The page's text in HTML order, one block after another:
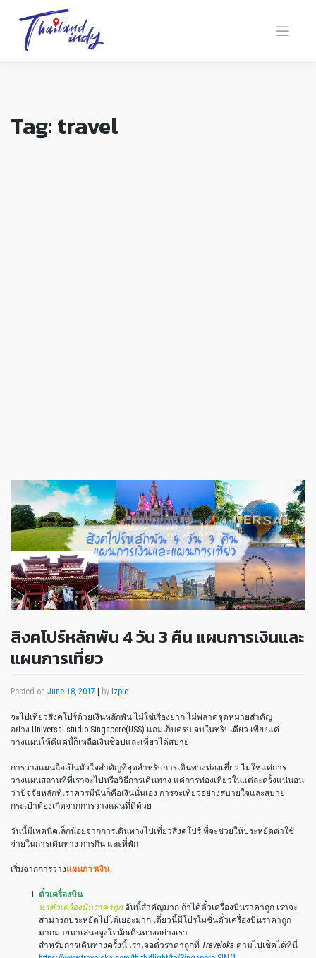
Tag:travel
สิงคโปร์หลักพัน 4 วัน 3 คืน แผนการเงินและ
แผนการเที่ยว
Posted on June 18, 2017 by Izple
จะไปเที่ยวสิงคโปร์ด้วยเงินหลักพัน ไม่ใช่เรื่องยาก ไม่พลาดจุดหมายสำคัญ
อย่าง Universal studio Singapore(USS) แถมเก็บครบ จบในทริปเดียว เพียงแค่
วางแผนให้ดีแค่นี้ก็เหลือเงินช็อปและเที่ยวได้สบาย
การวางแผนถือเป็นหัวใจสำคัญที่สุดสำหรับการเดินทางท่องเที่ยว ไม่ใช่แค่การ
วางแผนสถานที่ที่เราจะไปหรือวิธีการเดินทาง แต่การท่องเที่ยวในแต่ละครั้งแน่นอน
ว่าปัจจัยหลักที่เราควรมีนั่นก็คือเงินนั่นเอง การจะเที่ยวอย่างสบายใจและสบาย
กระเป๋าต้องเกิดจากการวางแผนที่ดีด้วย
วันนี้มีเทคนิคเล็กน้อยจากการเดินทางไปเที่ยวสิงคโปร์ ที่จะช่วยให้ประหยัดค่าใช้
จ่ายในการเดินทาง การกิน และที่พัก
เริ่มจากการวางแผนการเงิน
ตั๋วเครื่องบิน
หาตั๋วเครื่องบินราคาถูกอันนี้สำคัญมาก ถ้าได้ตั๋วเครื่องบินราคาถูก เราจะ
สามารถประหยัดไปได้เยอะมาก เดี๋ยวนี้มีโปรโมชั่นตั๋วเครื่องบินราคาถูก
มากมายมาเสนอจูงใจนักเดินทางอย่างเรา
สำหรับการเดินทางครั้งนี้ เราเจอตั๋วราคาถูกที่ Traveloka ตามไปเช็คได้ที่นี่